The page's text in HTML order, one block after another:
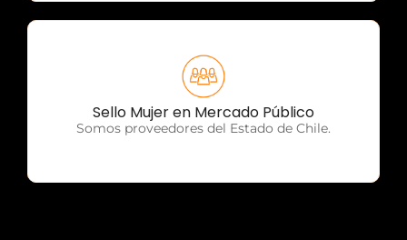
Sello Mujer en Mercado Público
Somos proveedores del Estado de Chile.
OTP Servicios